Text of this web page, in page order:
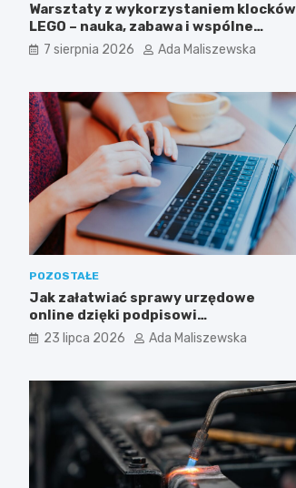
Warsztaty z wykorzystaniem klocków
LEGO – nauka, zabawa i wspólne
odkrywanie świata
7 sierpnia 2026 Ada Maliszewska
POZOSTAŁE
Jak załatwiać sprawy urzędowe
online dzięki podpisowi
elektronicznemu?
23 lipca 2026 Ada Maliszewska